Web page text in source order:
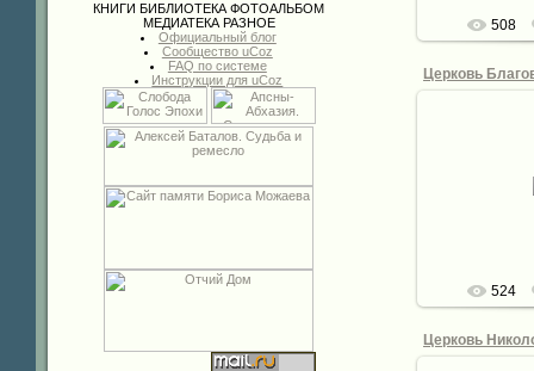
КНИГИ БИБЛИОТЕКА ФОТОАЛЬБОМ
МЕДИАТЕКА РАЗНОЕ
Официальный блог
Сообщество uCoz
FAQ по системе
Инструкции для uCoz
508
524